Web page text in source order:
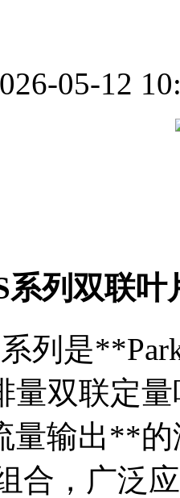
05-12
系列双联叶
列是
双联定
量输出**的
合，广泛